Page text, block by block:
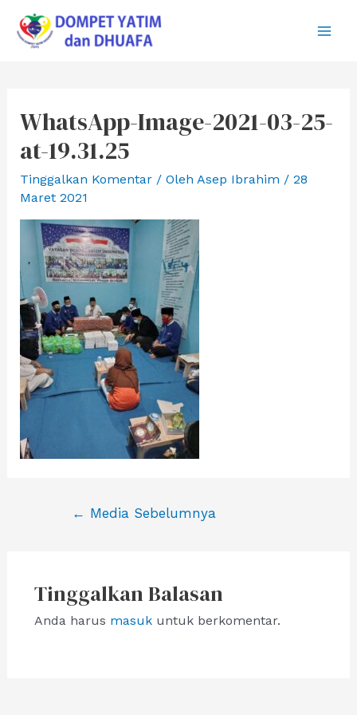
konten
WhatsApp-Image-2021-03-25-
at-19.31.25
Tinggalkan Komentar / Oleh Asep Ibrahim / 28
Maret 2021
Navigasi
← Media Sebelumnya
Tinggalkan Balasan
Anda harus masukuntuk berkomentar.